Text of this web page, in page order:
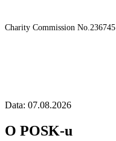
Charity Commission No.236745
Data: 07.08.2026
O POSK-u